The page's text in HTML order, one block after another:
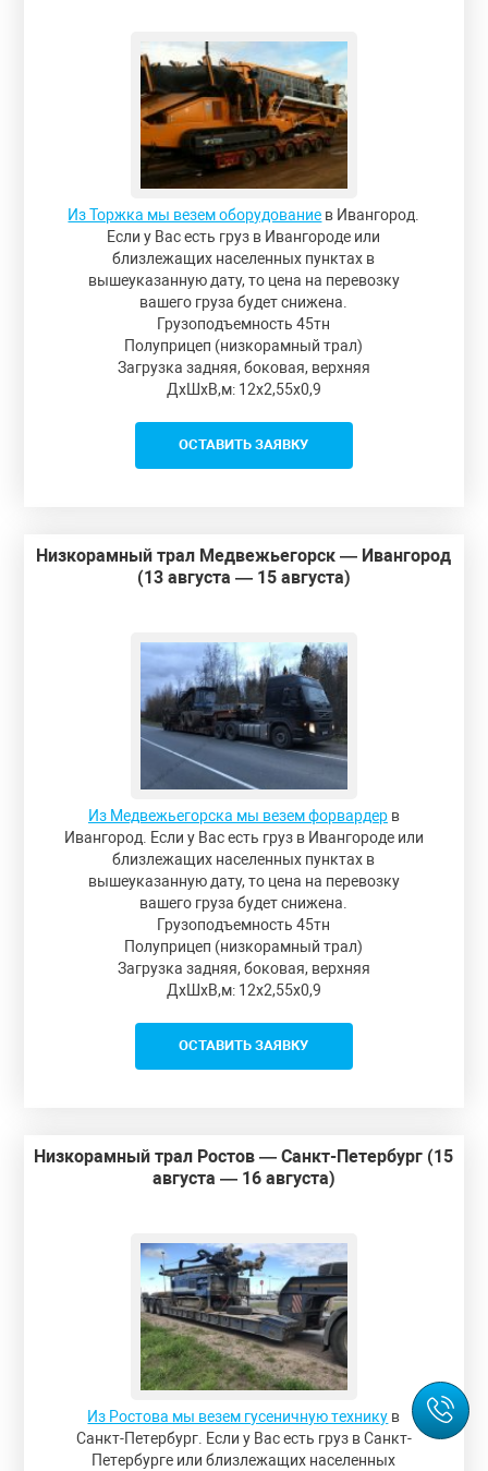
Из Торжка мы везем оборудование в Ивангород.
Если у Вас есть груз в Ивангороде или
близлежащих населенных пунктах в
вышеуказанную дату, то цена на перевозку
вашего груза будет снижена.
Грузоподъемность 45тн
Полуприцеп (низкорамный трал)
Загрузка задняя, боковая, верхняя
ДxШxВ,м: 12x2,55x0,9
ОСТАВИТЬ ЗАЯВКУ
Низкорамный трал Медвежьегорск — Ивангород
(13 августа — 15 августа)
Из Медвежьегорска мы везем форвардерв
Ивангород. Если у Вас есть груз в Ивангороде или
близлежащих населенных пунктах в
вышеуказанную дату, то цена на перевозку
вашего груза будет снижена.
Грузоподъемность 45тн
Полуприцеп (низкорамный трал)
Загрузка задняя, боковая, верхняя
ДxШxВ,м: 12x2,55x0,9
ОСТАВИТЬ ЗАЯВКУ
Низкорамный трал Ростов — Санкт-Петербург (15
августа — 16 августа)
Из Ростова мы везем гусеничную технику в
Санкт-Петербург. Если у Вас есть груз в Санкт-
Петербурге или близлежащих населенных